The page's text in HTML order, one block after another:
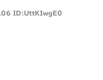
ID:UttKIwgE0